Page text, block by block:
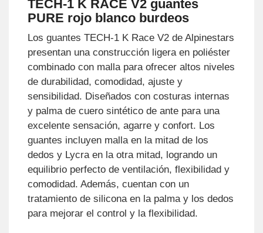
TECH-1 K RACE V2 guantes
PURE rojo blanco burdeos
Los guantes TECH-1 K Race V2 de Alpinestars
presentan una construcción ligera en poliéster
combinado con malla para ofrecer altos niveles
de durabilidad, comodidad, ajuste y
sensibilidad. Diseñados con costuras internas
y palma de cuero sintético de ante para una
excelente sensación, agarre y confort. Los
guantes incluyen malla en la mitad de los
dedos y Lycra en la otra mitad, logrando un
equilibrio perfecto de ventilación, flexibilidad y
comodidad. Además, cuentan con un
tratamiento de silicona en la palma y los dedos
para mejorar el control y la flexibilidad.